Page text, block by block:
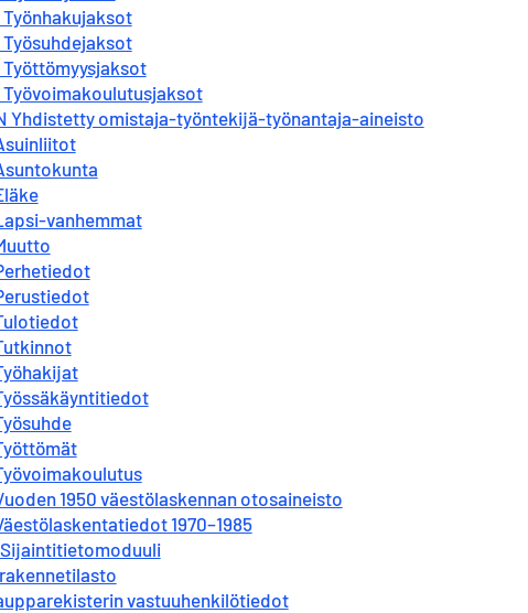
Työnhakujaksot
Työsuhdejaksot
Työttömyysjaksot
Työvoimakoulutusjaksot
Yhdistetty omistaja-työntekijä-työnantaja-aineisto
vanhemmat
1950 väestölaskennan otosaineisto
1970–1985
Sijaintitietomoduuli
vastuuhenkilötiedot